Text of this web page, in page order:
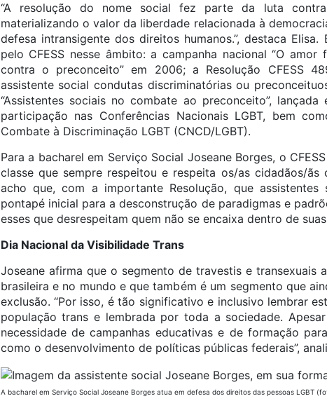
“A resolução do nome social fez parte da luta
materializando o valor da liberdade relacionada à
defesa intransigente dos direitos humanos.”, destaca
pelo CFESS nesse âmbito: a campanha nacional “O
contra o preconceito” em 2006; a Resolução CFESS
assistente social condutas discriminatórias ou
“Assistentes sociais no combate ao preconceito”,
participação nas Conferências Nacionais LGBT, bem
Combate à Discriminação LGBT (CNCD/LGBT).
Para a bacharel em Serviço Social Joseane Borges, o
classe que sempre respeitou e respeita os/as cidadãos/ãs
acho que, com a importante Resolução, que
pontapé inicial para a desconstrução de paradigmas e
esses que desrespeitam quem não se encaixa dentro de
Dia Nacional da Visibilidade Trans
Joseane afirma que o segmento de travestis e transexuais
brasileira e no mundo e que também é um segmento que
exclusão. “Por isso, é tão significativo e inclusivo lembrar
população trans e lembrada por toda a sociedade.
necessidade de campanhas educativas e de formação
como o desenvolvimento de políticas públicas federais”,
A bacharel em Serviço Social Joseane Borges atua em defesa dos direitos das pessoas LGBT